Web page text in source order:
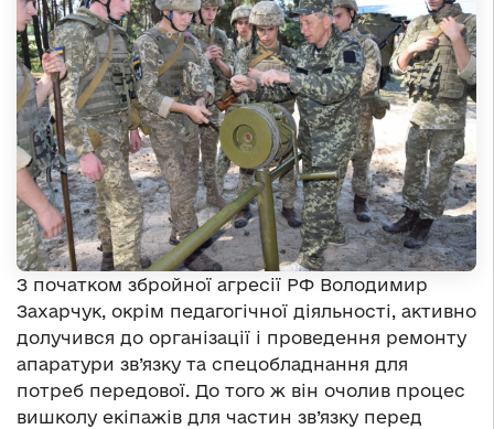
З початком збройної агресії РФ Володимир
Захарчук, окрім педагогічної діяльності, активно
долучився до організації і проведення ремонту
апаратури зв’язку та спецобладнання для
потреб передової. До того ж він очолив процес
вишколу екіпажів для частин зв’язку перед